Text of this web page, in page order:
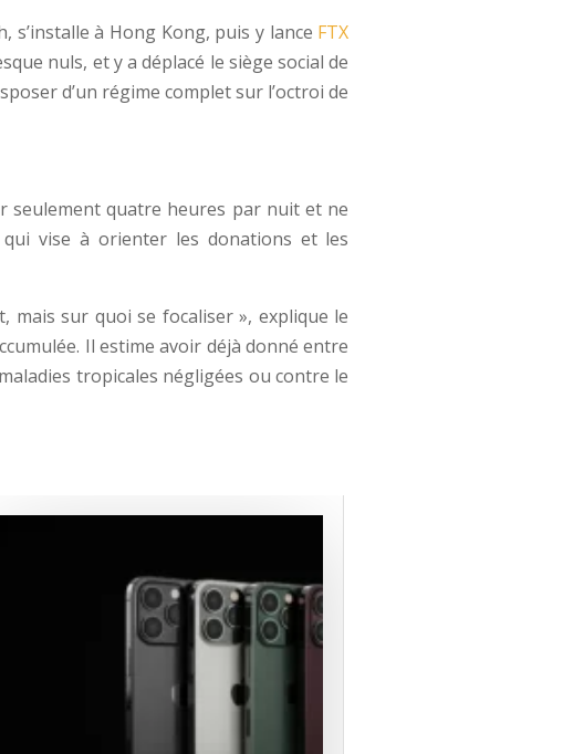
s’installe à Hong Kong, puis y lance FTX
nuls, et y a déplacé le siège social de
d’un régime complet sur l’octroi de
seulement quatre heures par nuit et ne
qui vise à orienter les donations et les
mais sur quoi se focaliser », explique le
Il estime avoir déjà donné entre
tropicales négligées ou contre le